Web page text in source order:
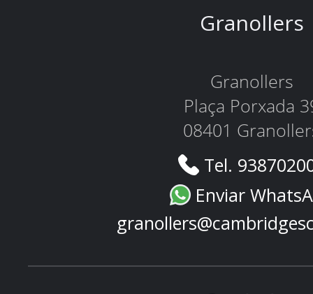
Granollers
Granollers
Plaça Porxada
08401
Tel.
Enviar